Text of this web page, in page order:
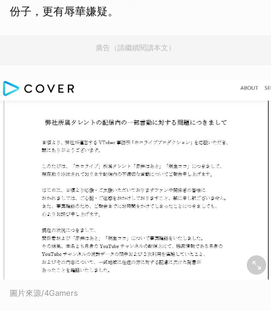
份子，更有辱華嫌疑。
廣告（請繼續閱讀本文）
圖片來源/4Gamers